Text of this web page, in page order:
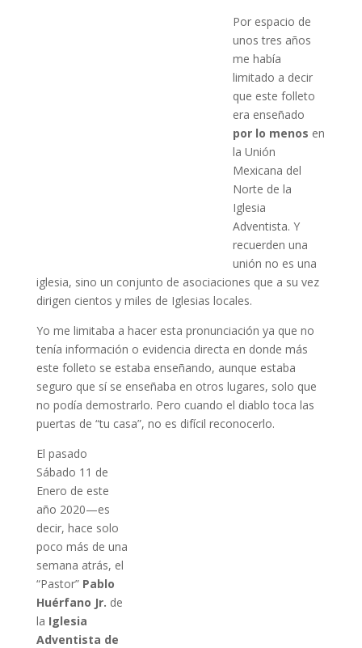
Por espacio de
unos tres años
me había
limitado a decir
que este folleto
era enseñado
por lo menos en
la Unión
Mexicana del
Norte de la
Iglesia
Adventista. Y
recuerden una
unión no es una
iglesia, sino un conjunto de asociaciones que a su vez
dirigen cientos y miles de Iglesias locales.
Yo me limitaba a hacer esta pronunciación ya que no
tenía información o evidencia directa en donde más
este folleto se estaba enseñando, aunque estaba
seguro que sí se enseñaba en otros lugares, solo que
no podía demostrarlo. Pero cuando el diablo toca las
puertas de “tu casa”, no es difícil reconocerlo.
El pasado
Sábado 11 de
Enero de este
año 2020—es
decir, hace solo
poco más de una
semana atrás, el
“Pastor” Pablo
Huérfano Jr. de
la Iglesia
Adventista de